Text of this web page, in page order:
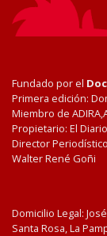
Fundado por el
Primera edición:
Miembro de
Propietario: El
Director
Walter René Goñi
Domicilio Legal:
Santa Rosa, La